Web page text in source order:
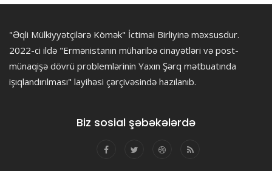
"Əqli Mülkiyyətçilərə Kömək" İctimai Birliyinə məxsusdur.
2022-ci ildə "Ermənistanın müharibə cinayətləri və post-
münaqişə dövrü problemlərinin Yaxın Şərq mətbuatında
işıqlandırılması" layihəsi çərçivəsində hazılanıb.
Biz sosial şəbəkələrdə